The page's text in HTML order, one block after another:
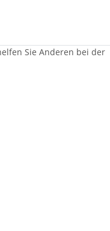
Sie Anderen bei der